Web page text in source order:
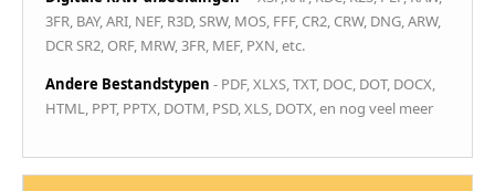
3FR, BAY, ARI, NEF, R3D, SRW, MOS, FFF, CR2, CRW, DNG, ARW,
DCR SR2, ORF, MRW, 3FR, MEF, PXN, etc.
Andere Bestandstypen - PDF, XLXS, TXT, DOC, DOT, DOCX,
HTML, PPT, PPTX, DOTM, PSD, XLS, DOTX, en nog veel meer